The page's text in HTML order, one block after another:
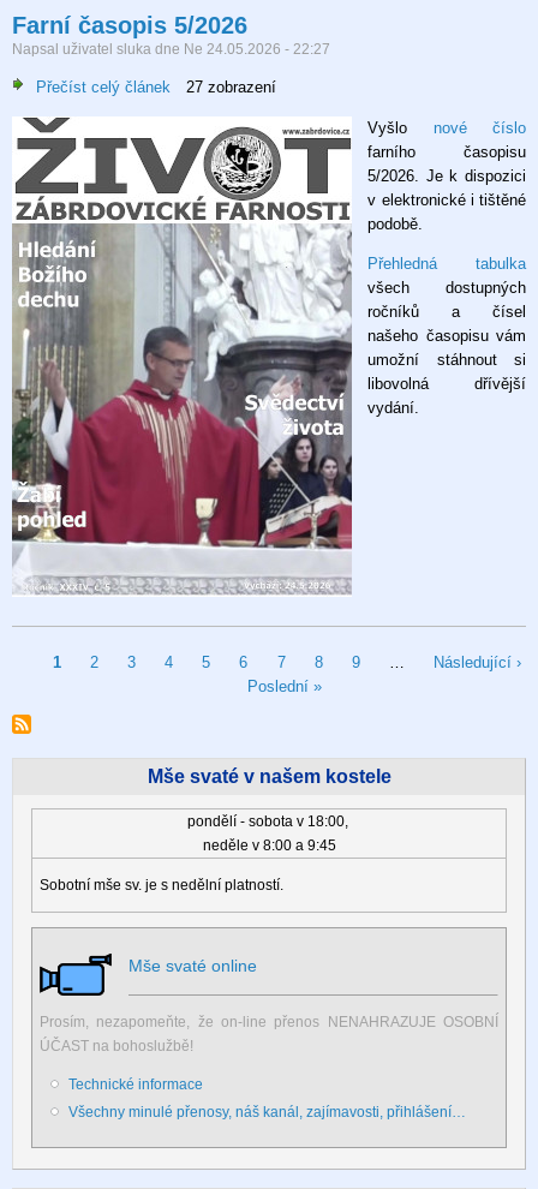
Farní časopis 5/2026
Napsal uživatel sluka dne Ne 24.05.2026 - 22:27
Přečíst celý článek
časopis
5/2026
27 zobrazení
Vyšlo nové číslo
farního časopisu
5/2026. Je k dispozici
v elektronické i tištěné
podobě.
Přehledná tabulka
všech dostupných
ročníků a čísel
našeho časopisu vám
umožní stáhnout si
libovolná dřívější
vydání.
Pagination
Aktuální
1 Stránka
2 Stránka
3 Stránka
4 Stránka
5 Stránka
6 Stránka
7 Stránka
8 Stránka
9
Následující
Následující ›
Poslední
Poslední »
Mše svaté v našem kostele
pondělí - sobota v 18:00,
neděle v 8:00 a 9:45
Sobotní mše sv. je s nedělní platností.
Mše svaté online
Prosím, nezapomeňte, že on-line přenos NENAHRAZUJE OSOBNÍ
ÚČAST na bohoslužbě!
Technické informace
Všechny minulé přenosy, náš kanál, zajímavosti, přihlášení…